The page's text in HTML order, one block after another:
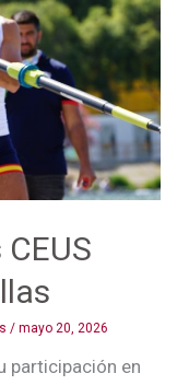
/mayo 20, 2026
participación en